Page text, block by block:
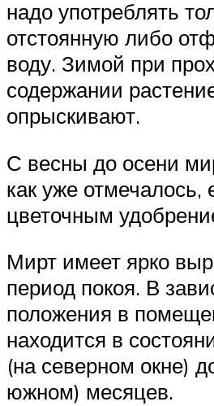
надо употреблять
отстоянную либо
воду. Зимой при
содержании
опрыскивают.
С весны до осени
как уже отмечалось,
цветочным
Мирт имеет ярко
период покоя. В
положения в
находится в
(на северном окне)
южном) месяцев.